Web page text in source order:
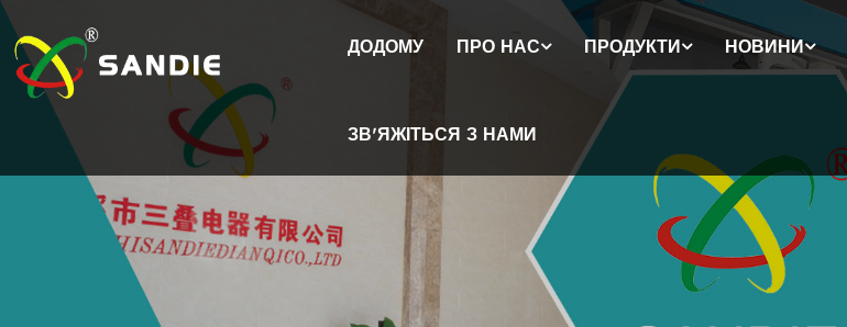
ДОДОМУ ПРО НАС ПРОДУКТИ НОВИНИ
ЗВ'ЯЖІТЬСЯ З НАМИ